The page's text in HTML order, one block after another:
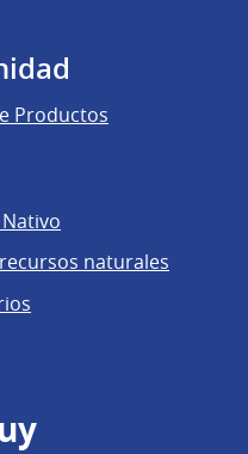
Productos
naturales